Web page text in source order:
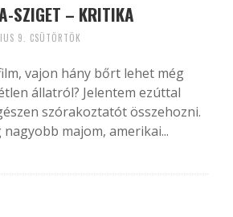
SZIGET – KRITIKA
9. CSÜTÖRTÖK
vajon hány bőrt lehet még
állatról? Jelentem ezúttal
szórakoztatót összehozni.
majom, amerikai...